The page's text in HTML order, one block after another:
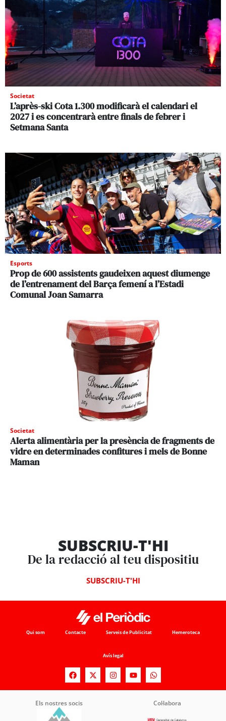
Societat
L’après-ski Cota 1.300 modificarà el calendari el
2027 i es concentrarà entre finals de febrer i
Setmana Santa
Esports
Prop de 600 assistents gaudeixen aquest diumenge
de l’entrenament del Barça femení a l’Estadi
Comunal Joan Samarra
Societat
Alerta alimentària per la presència de fragments de
vidre en determinades confitures i mels de Bonne
Maman
SUBSCRIU-T'HI
De la redacció al teu dispositiu
SUBSCRIU-T'HI
Qui som Contacte Serveis de Publicitat Hemeroteca
Avís legal
Els nostres socis Col·labora